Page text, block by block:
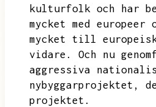
kulturfolk och har
mycket med
mycket till
vidare.
Och nu
aggressiva
nybyggarprojektet,
projektet.